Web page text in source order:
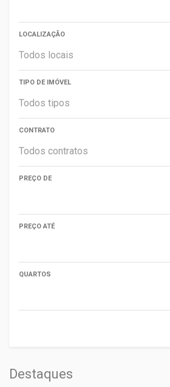
LOCALIZAÇÃO
Todos locais
TIPO DE IMÓVEL
Todos tipos
CONTRATO
Todos contratos
PREÇO DE
PREÇO ATÉ
QUARTOS
Destaques